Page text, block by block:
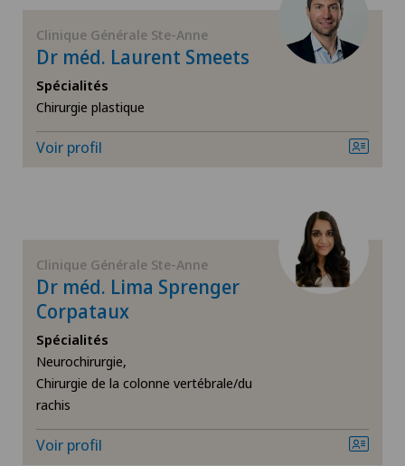
Arthrose de la hanche
Arthrose de l’épaule
Arthrose du genou
Cardiologie interventionnelle
Chiropractie
Chirurgie cervico-faciale
Chirurgie de la colonne vertébrale/du rachis
Chirurgie de la hanche
Clinique Générale Ste-Anne
Dr méd. Laurent Smeets
Spécialités
Chirurgie plastique
Voir profil
Clinique Générale Ste-Anne
Dr méd. Lima Sprenger
Corpataux
Spécialités
Neurochirurgie,
Chirurgie de la colonne vertébrale/du
rachis
Voir profil